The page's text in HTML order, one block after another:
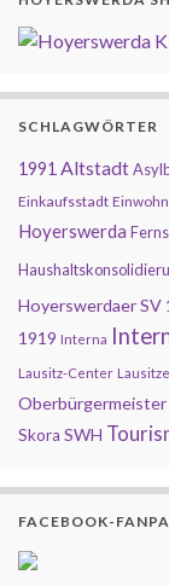
SCHLAGWÖRTER
1991 Altstadt
Einkaufsstadt
Hoyerswerda
Hoyerswerdaer SV
1919 Interna
Lausitz-Center
Oberbürgermeister
Skora SWH
FACEBOOK-